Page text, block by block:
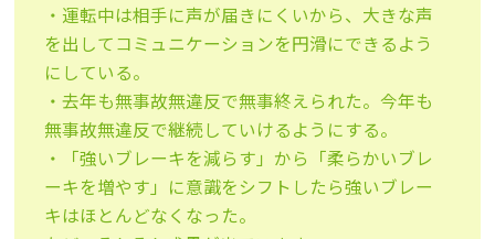
・運転中は相手に声が届きにくいから、大きな声
を出してコミュニケーションを円滑にできるよう
にしている。
・去年も無事故無違反で無事終えられた。今年も
無事故無違反で継続していけるようにする。
・「強いブレーキを減らす」から「柔らかいブレ
ーキを増やす」に意識をシフトしたら強いブレー
キはほとんどなくなった。